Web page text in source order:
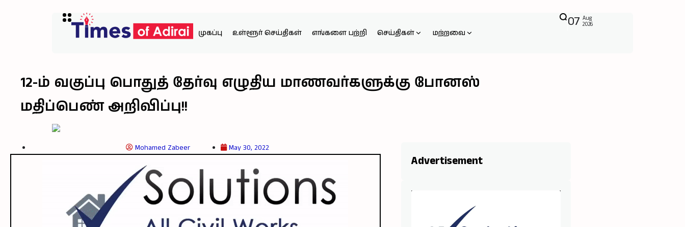
முகப்பு உள்ளூர் செய்திகள் எங்களை பற்றி செய்திகள் மற்றவை
07 Aug
2026
12-ம் வகுப்பு பொதுத் தேர்வு எழுதிய மாணவர்களுக்கு போனஸ்
மதிப்பெண் அறிவிப்பு!!
Mohamed Zabeer May 30, 2022
Advertisement